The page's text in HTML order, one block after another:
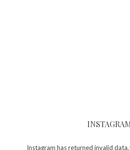
Instagram has returned invalid data.